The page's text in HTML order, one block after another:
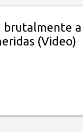
brutalmente
(Video)